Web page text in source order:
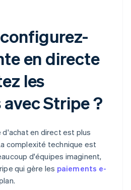
en directe
les
Stripe ?
en direct est plus
complexité technique est
d'équipes imaginent,
qui gère les paiements e-